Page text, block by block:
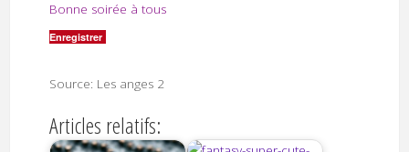
Bonne soirée à tous
Enregistrer
Source: Les anges 2
Articles relatifs: